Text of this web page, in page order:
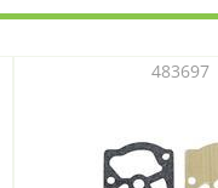
483697